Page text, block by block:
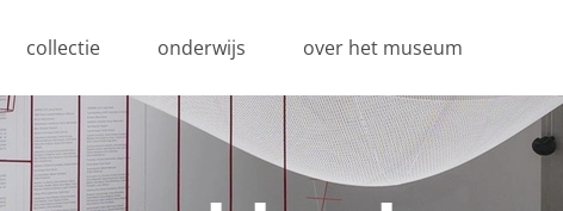
collectie onderwijs over het museum